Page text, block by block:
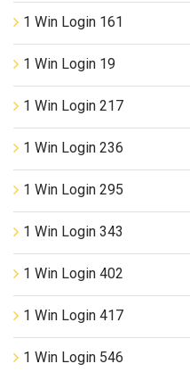
1 Win Login 161
1 Win Login 19
1 Win Login 217
1 Win Login 236
1 Win Login 295
1 Win Login 343
1 Win Login 402
1 Win Login 417
1 Win Login 546